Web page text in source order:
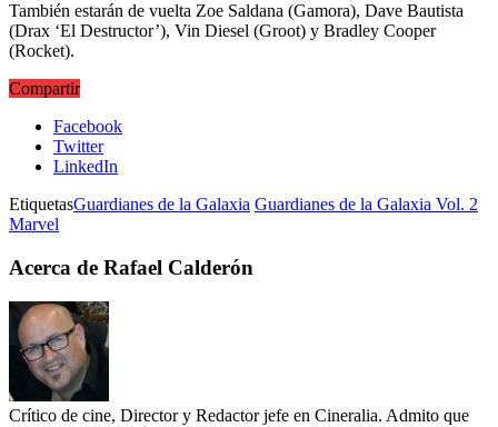
También estarán de vuelta Zoe Saldana (Gamora), Dave Bautista
(Drax ‘El Destructor’), Vin Diesel (Groot) y Bradley Cooper
(Rocket).
Compartir
Facebook
Twitter
LinkedIn
EtiquetasGuardianes de la Galaxia Guardianes de la Galaxia Vol. 2
Marvel
Acerca de Rafael Calderón
Crítico de cine, Director y Redactor jefe en Cineralia. Admito que